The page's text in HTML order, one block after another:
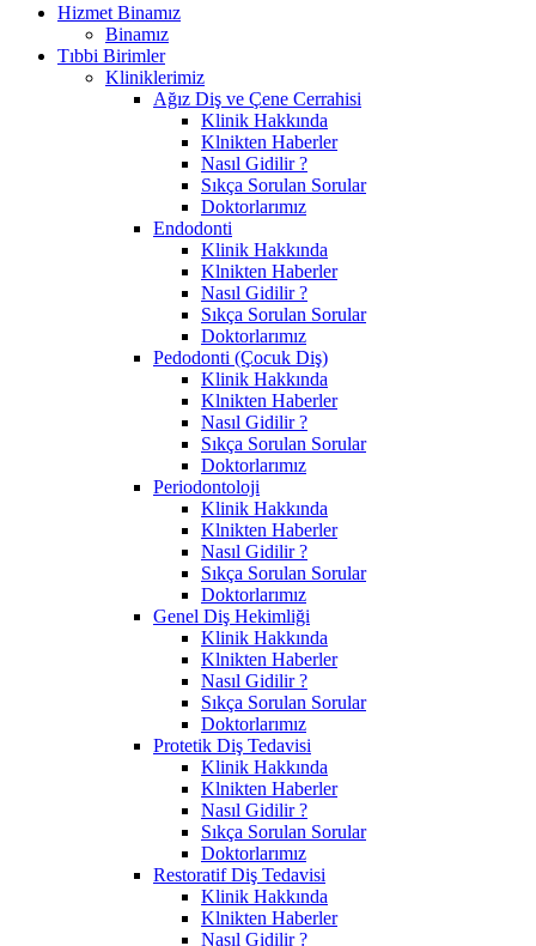
Hizmet Binamız
Binamız
Tıbbi Birimler
Kliniklerimiz
Ağız Diş ve Çene Cerrahisi
Klinik Hakkında
Klnikten Haberler
Nasıl Gidilir ?
Sıkça Sorulan Sorular
Doktorlarımız
Endodonti
Klinik Hakkında
Klnikten Haberler
Nasıl Gidilir ?
Sıkça Sorulan Sorular
Doktorlarımız
Pedodonti (Çocuk Diş)
Klinik Hakkında
Klnikten Haberler
Nasıl Gidilir ?
Sıkça Sorulan Sorular
Doktorlarımız
Periodontoloji
Klinik Hakkında
Klnikten Haberler
Nasıl Gidilir ?
Sıkça Sorulan Sorular
Doktorlarımız
Genel Diş Hekimliği
Klinik Hakkında
Klnikten Haberler
Nasıl Gidilir ?
Sıkça Sorulan Sorular
Doktorlarımız
Protetik Diş Tedavisi
Klinik Hakkında
Klnikten Haberler
Nasıl Gidilir ?
Sıkça Sorulan Sorular
Doktorlarımız
Restoratif Diş Tedavisi
Klinik Hakkında
Klnikten Haberler
Nasıl Gidilir ?